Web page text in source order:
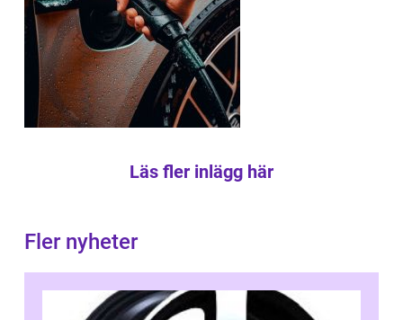
Läs fler inlägg här
Fler nyheter